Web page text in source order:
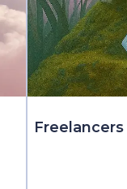
Freelancers